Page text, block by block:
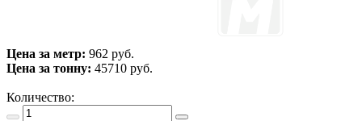
Цена за метр: 962 руб.
Цена за тонну: 45710 руб.
Количество: